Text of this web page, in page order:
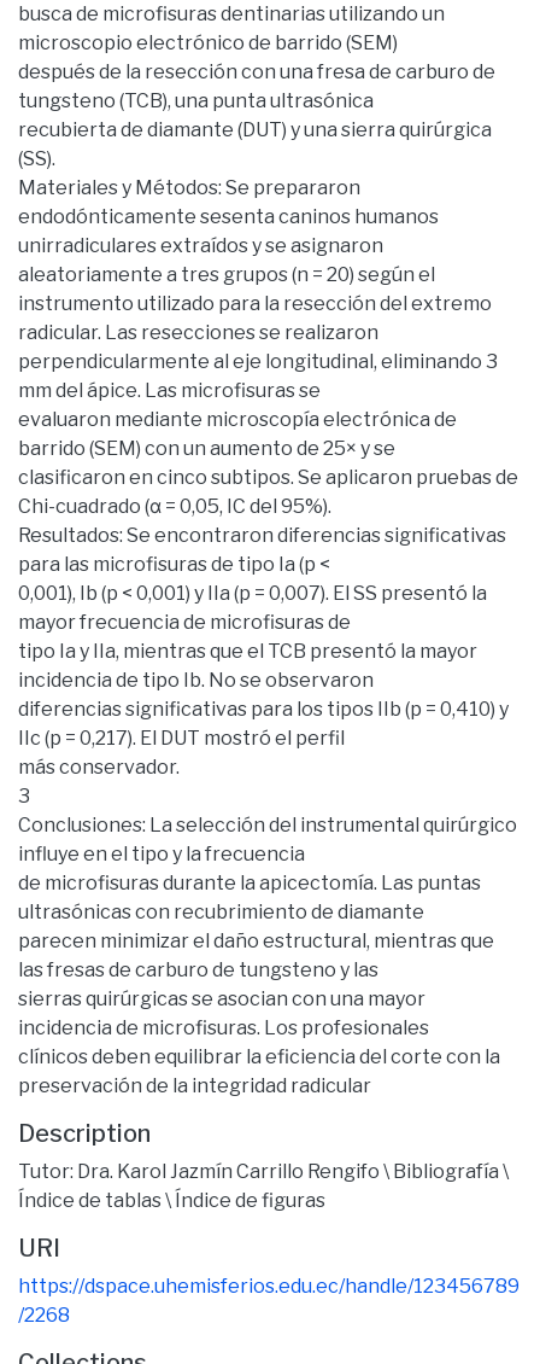
busca de microfisuras dentinarias utilizando un
microscopio electrónico de barrido (SEM)
después de la resección con una fresa de carburo de
tungsteno (TCB), una punta ultrasónica
recubierta de diamante (DUT) y una sierra quirúrgica
(SS).
Materiales y Métodos: Se prepararon
endodónticamente sesenta caninos humanos
unirradiculares extraídos y se asignaron
aleatoriamente a tres grupos (n = 20) según el
instrumento utilizado para la resección del extremo
radicular. Las resecciones se realizaron
perpendicularmente al eje longitudinal, eliminando 3
mm del ápice. Las microfisuras se
evaluaron mediante microscopía electrónica de
barrido (SEM) con un aumento de 25× y se
clasificaron en cinco subtipos. Se aplicaron pruebas de
Chi-cuadrado (α = 0,05, IC del 95%).
Resultados: Se encontraron diferencias significativas
para las microfisuras de tipo Ia (p <
0,001), Ib (p < 0,001) y IIa (p = 0,007). El SS presentó la
mayor frecuencia de microfisuras de
tipo Ia y IIa, mientras que el TCB presentó la mayor
incidencia de tipo Ib. No se observaron
diferencias significativas para los tipos IIb (p = 0,410) y
IIc (p = 0,217). El DUT mostró el perfil
más conservador.
3
Conclusiones: La selección del instrumental quirúrgico
influye en el tipo y la frecuencia
de microfisuras durante la apicectomía. Las puntas
ultrasónicas con recubrimiento de diamante
parecen minimizar el daño estructural, mientras que
las fresas de carburo de tungsteno y las
sierras quirúrgicas se asocian con una mayor
incidencia de microfisuras. Los profesionales
clínicos deben equilibrar la eficiencia del corte con la
preservación de la integridad radicular
Description
Tutor: Dra. Karol Jazmín Carrillo Rengifo \ Bibliografía \
Índice de tablas \ Índice de figuras
URI
https://dspace.uhemisferios.edu.ec/handle/123456789
/2268